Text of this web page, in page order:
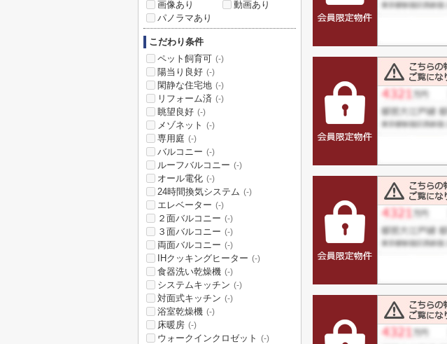
画像あり
動画あり
パノラマあり
こだわり条件
ペット飼育可 (-)
陽当り良好 (-)
閑静な住宅地 (-)
リフォーム済 (-)
眺望良好 (-)
メゾネット (-)
専用庭 (-)
バルコニー (-)
ルーフバルコニー (-)
オール電化 (-)
24時間換気システム (-)
エレベーター (-)
２面バルコニー (-)
３面バルコニー (-)
両面バルコニー (-)
IHクッキングヒーター (-)
食器洗い乾燥機 (-)
システムキッチン (-)
対面式キッチン (-)
浴室乾燥機 (-)
床暖房 (-)
ウォークインクロゼット (-)